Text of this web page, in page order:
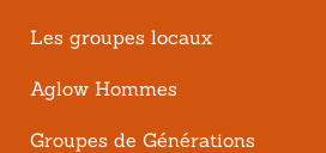
Les groupes locaux
Aglow Hommes
Groupes de Générations